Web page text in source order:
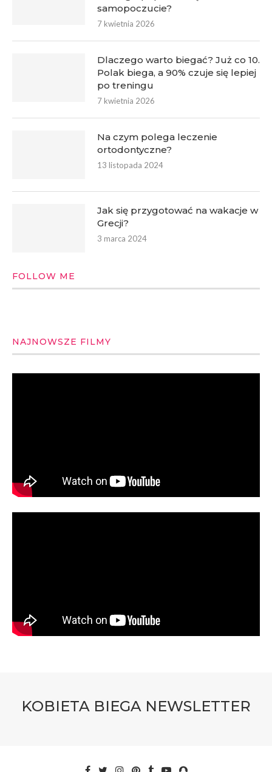
samopoczucie?
7 kwietnia 2026
Dlaczego warto biegać? Już co 10.
Polak biega, a 90% czuje się lepiej
po treningu
7 kwietnia 2026
Na czym polega leczenie
ortodontyczne?
13 listopada 2024
Jak się przygotować na wakacje w
Grecji?
3 marca 2024
FOLLOW ME
NAJNOWSZE FILMY
KOBIETA BIEGA NEWSLETTER